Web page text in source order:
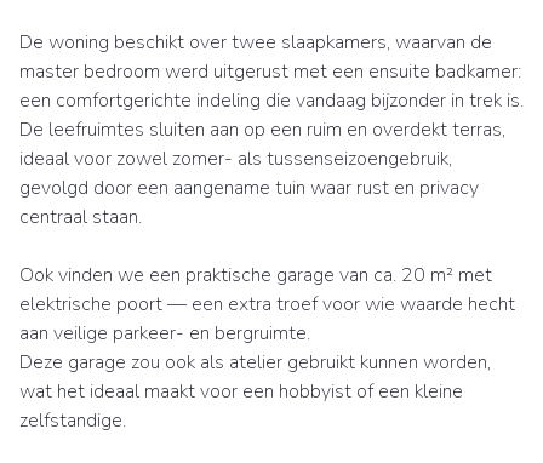
De woning beschikt over twee slaapkamers, waarvan de
master bedroom werd uitgerust met een ensuite badkamer:
een comfortgerichte indeling die vandaag bijzonder in trek is.
De leefruimtes sluiten aan op een ruim en overdekt terras,
ideaal voor zowel zomer- als tussenseizoengebruik,
gevolgd door een aangename tuin waar rust en privacy
centraal staan.
Ook vinden we een praktische garage van ca. 20 m² met
elektrische poort — een extra troef voor wie waarde hecht
aan veilige parkeer- en bergruimte.
Deze garage zou ook als atelier gebruikt kunnen worden,
wat het ideaal maakt voor een hobbyist of een kleine
zelfstandige.